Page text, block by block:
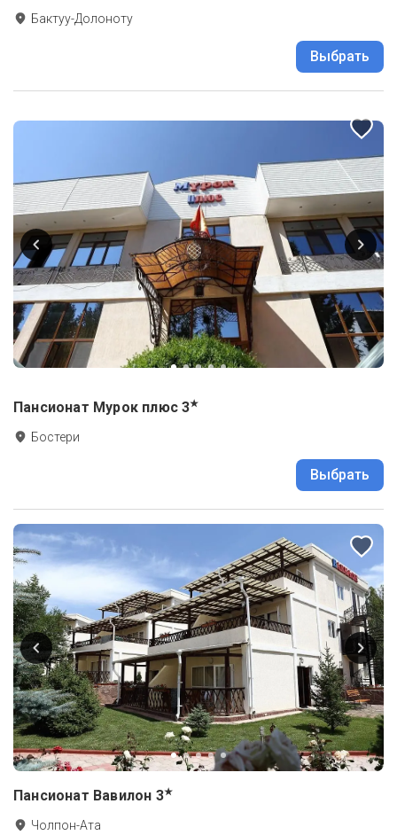
Бактуу-Долоноту
Выбрать
Пансионат Мурок плюс 3★
Бостери
Выбрать
Пансионат Вавилон 3★
Чолпон-Ата